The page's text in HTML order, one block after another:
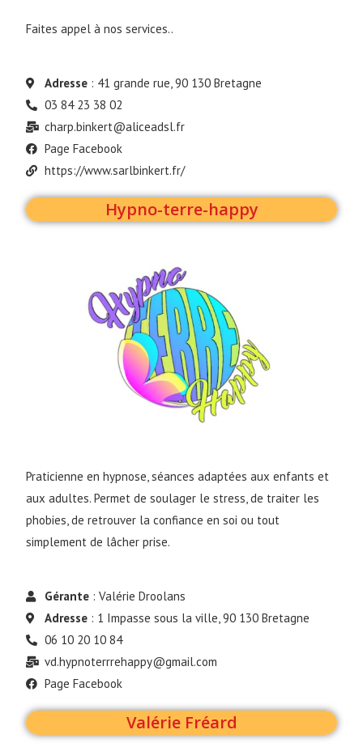
Faites appel à nos services..
Adresse : 41 grande rue, 90 130 Bretagne
03 84 23 38 02
charp.binkert@aliceadsl.fr
Page Facebook
https://www.sarlbinkert.fr/
Hypno-terre-happy
Praticienne en hypnose, séances adaptées aux enfants et
aux adultes. Permet de soulager le stress, de traiter les
phobies, de retrouver la confiance en soi ou tout
simplement de lâcher prise.
Gérante : Valérie Droolans
Adresse : 1 Impasse sous la ville, 90 130 Bretagne
06 10 20 10 84
vd.hypnoterrrehappy@gmail.com
Page Facebook
Valérie Fréard